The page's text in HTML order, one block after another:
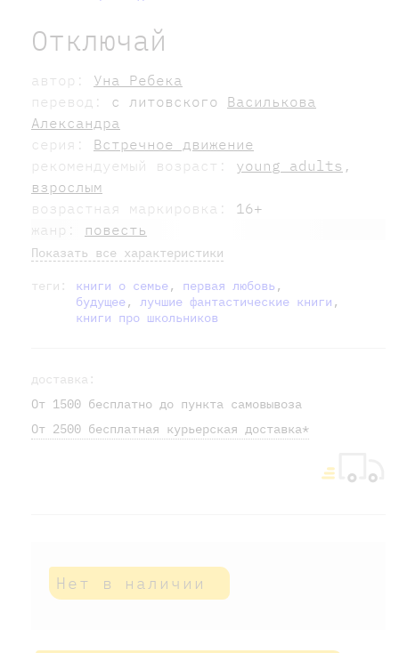
Отключай
автор: Уна Ребека
перевод: с литовского Василькова
Александра
серия: Встречное движение
рекомендуемый возраст: young adults ,
взрослым
возрастная маркировка: 16+
жанр: повесть
Показать все характеристики
теги: книги о семье, первая любовь ,
будущее, лучшие фантастические книги ,
книги про школьников
доставка:
От 1500 бесплатно до пункта самовывоза
От 2500 бесплатная курьерская доставка*
Нет в наличии